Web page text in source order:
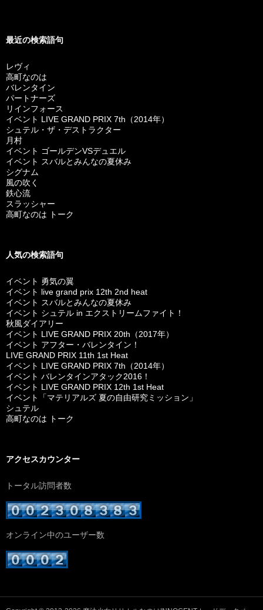
最近の検索語句
レヴィ
高町なのは
バレンタイン
パートナーズ
リインフォース
イベント LIVE GRAND PRIX 7th（2014年）
シュテル・ザ・デストラクター
月村
イベント ゴールデンVSデュエル
イベント スバルとみんなの夏休み
シグナム
風の吹く
鉄心流
スラッシャー
高町なのは トーク
人気の検索語句
イベント 勇気の翼
イベント live grand prix 12th 2nd heat
イベント スバルとみんなの夏休み
イベント シュテル in エクストリームファイト！
秋風ダイアリー
イベント LIVE GRAND PRIX 20th（2017年）
イベント アフター・バレンタイン！
LIVE GRAND PRIX 11th 1st Heat
イベント LIVE GRAND PRIX 7th（2014年）
イベント バレンタインアタック2016！
イベント LIVE GRAND PRIX 12th 1st Heat
イベント「マテリアルズ 夏の自由研究ミッション」
シュテル
高町なのは トーク
アクセスカウンター
トータル訪問者数
オンライン中のユーザー数